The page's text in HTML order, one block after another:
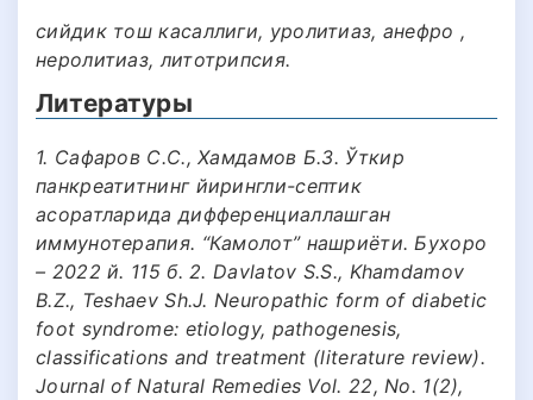
сийдик тош касаллиги, уролитиаз, анефро ,
неролитиаз, литотрипсия.
Литературы
1. Сафаров С.С., Хамдамов Б.З. Ўткир
панкреатитнинг йирингли-септик
асоратларида дифференциаллашган
иммунотерапия. “Камолот” нашриёти. Бухоро
– 2022 й. 115 б. 2. Davlatov S.S., Khamdamov
B.Z., Teshaev Sh.J. Neuropathic form of diabetic
foot syndrome: etiology, pathogenesis,
classifications and treatment (literature review).
Journal of Natural Remedies Vol. 22, No. 1(2),